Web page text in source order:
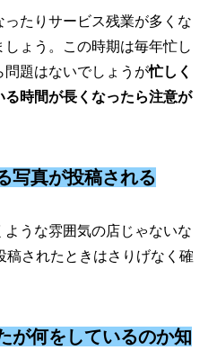
たりサービス残業が多くな
ょう。この時期は毎年忙し
問題はないでしょうが忙しく
時間が長くなったら注意が
写真が投稿される
うな雰囲気の店じゃないな
稿されたときはさりげなく確
が何をしているのか知